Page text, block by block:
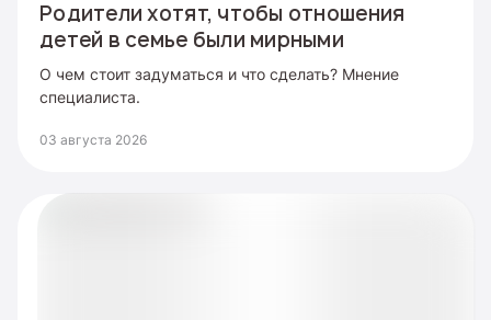
Родители хотят, чтобы отношения
детей в семье были мирными
О чем стоит задуматься и что сделать? Мнение
специалиста.
03 августа 2026